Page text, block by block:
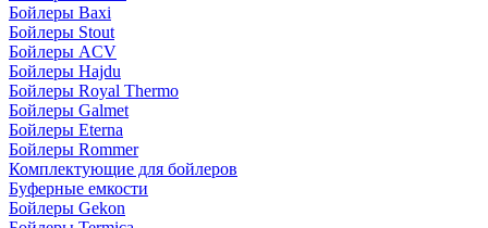
Бойлеры Baxi
Бойлеры Stout
Бойлеры ACV
Бойлеры Hajdu
Бойлеры Royal Thermo
Бойлеры Galmet
Бойлеры Eterna
Бойлеры Rommer
Комплектующие для бойлеров
Буферные емкости
Бойлеры Gekon